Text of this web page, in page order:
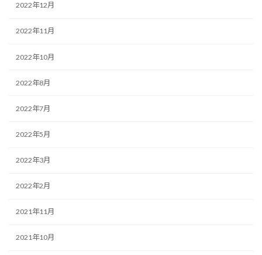
2022年12月
2022年11月
2022年10月
2022年8月
2022年7月
2022年5月
2022年3月
2022年2月
2021年11月
2021年10月